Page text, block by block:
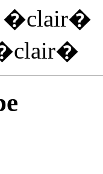
�clair�
�